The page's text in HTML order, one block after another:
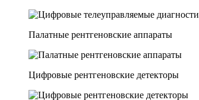
Палатные рентгеновские аппараты
Цифровые рентгеновские детекторы